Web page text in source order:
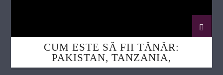
CUM ESTE SĂ FII TÂNĂR:
PAKISTAN, TANZANIA,
MADAGASCAR, POLONIA ȘI CEHIA